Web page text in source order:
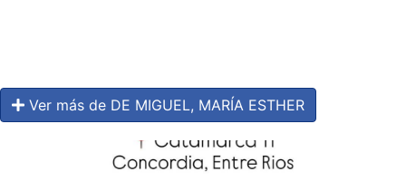
Ver más de DE MIGUEL, MARÍA ESTHER